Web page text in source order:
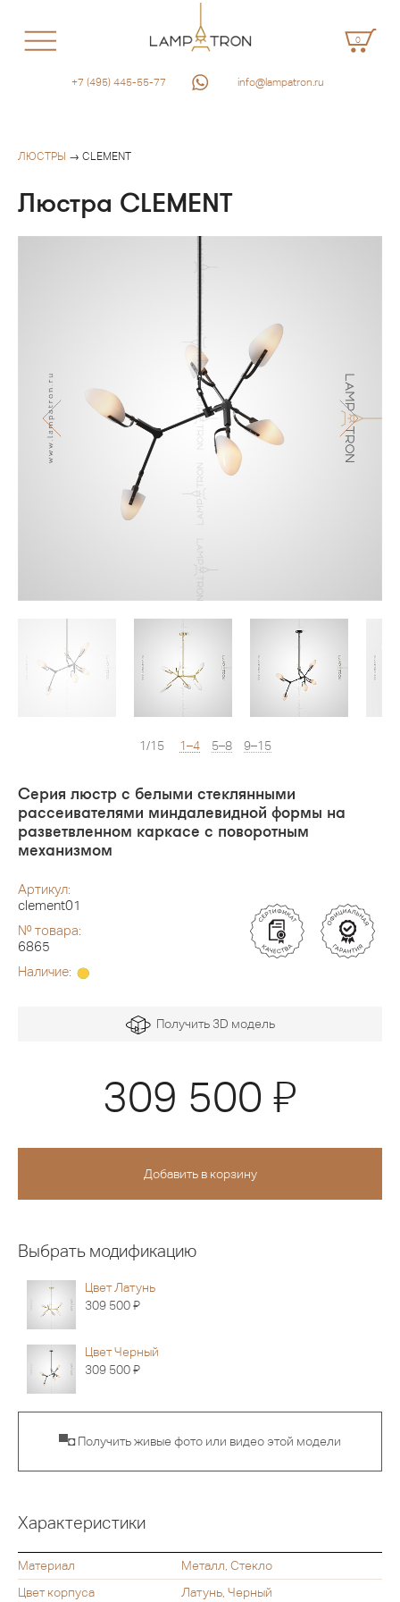
0
+7 (495) 445-55-77 info@lampatron.ru
ЛЮСТРЫ → CLEMENT
Люстра CLEMENT
1/15 1–4 5–8 9–15
Серия люстр с белыми стеклянными
рассеивателями миндалевидной формы на
разветвленном каркасе с поворотным
механизмом
Артикул:
clement01
№ товара:
6865
Наличие:
Получить 3D модель
309 500 Я
Выбрать модификацию
Цвет Латунь
309 500Я
Цвет Черный
309 500Я
▀◘ Получить живые фото или видео этой модели
Характеристики
Материал
Металл, Стекло
Цвет корпуса
Латунь, Черный